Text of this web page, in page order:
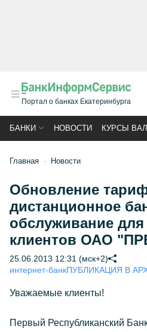
Портал о банках Екатеринбурга
БАНКИ НОВОСТИ КУРСЫ
Главная Новости
Обновление
дистанционное
обслуживание
клиентов ОАО
25.06.2013 12:31 (мск+2)
интернет-банкПУБЛИКАЦИЯ В
Уважаемые клиенты!
Первый Республиканский